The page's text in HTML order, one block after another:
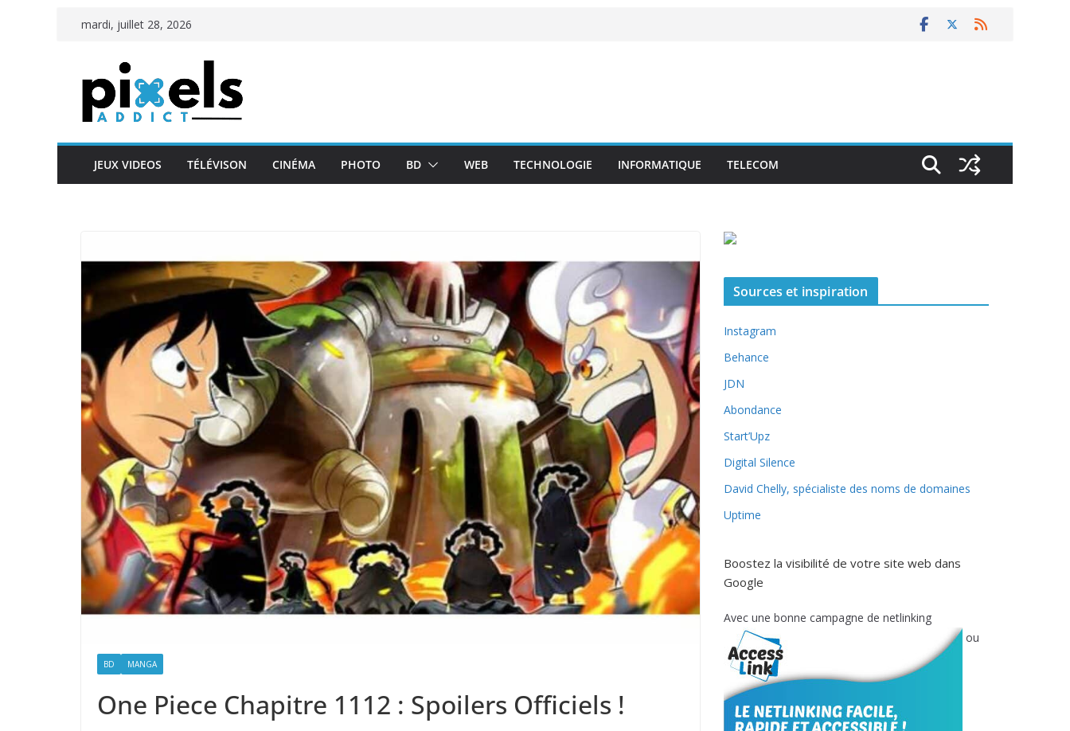
Passermardi, juillet 28, 2026
JEUX VIDEOS TÉLÉVISON CINÉMA PHOTO BD WEB TECHNOLOGIE INFORMATIQUE TELECOM
BD MANGA
One Piece Chapitre 1112 : Spoilers Officiels !
Sources et inspiration
Instagram
Behance
JDN
Abondance
Start’Upz
Digital Silence
David Chelly, spécialiste des noms de domaines
Uptime
Boostez la visibilité de votre site web dans
Google
Avec une bonne campagne de netlinking
ou